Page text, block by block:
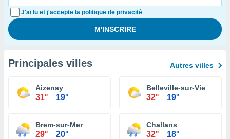
J'ai lu et j'accepte la politique de privacité
Principales villes Autres villes
Aizenay
31° 19°
Belleville-sur-Vie
32° 19°
Brem-sur-Mer
29° 20°
Challans
32° 18°